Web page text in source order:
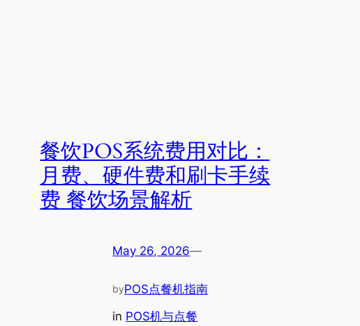
餐饮POS系统费用对比：
月费、硬件费和刷卡手续
费 餐饮场景解析
May 26, 2026—
byPOS点餐机指南
in POS机与点餐